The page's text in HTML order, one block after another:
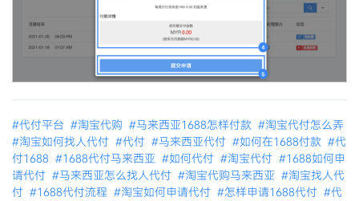
#代付平台 #淘宝代购 #马来西亚1688怎样付款 #淘宝代付怎么弄
#淘宝如何找人代付 #代付 #马来西亚代付 #如何在1688付款 #代
付1688 #1688代付马来西亚 #如何代付 #淘宝代付 #1688如何申
请代付 #马来西亚怎么找人代付 #淘宝代购马来西亚 #淘宝找人代
付 #1688代付流程 #淘宝如何申请代付 #怎样申请1688代付 #代